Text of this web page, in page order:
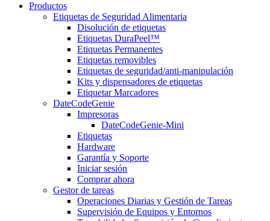
Productos
Etiquetas de Seguridad Alimentaria
Disolución de etiquetas
Etiquetas DuraPeel™
Etiquetas Permanentes
Etiquetas removibles
Etiquetas de seguridad/anti-manipulación
Kits y dispensadores de etiquetas
Etiquetar Marcadores
DateCodeGenie
Impresoras
DateCodeGenie-Mini
Etiquetas
Hardware
Garantía y Soporte
Iniciar sesión
Comprar ahora
Gestor de tareas
Operaciones Diarias y Gestión de Tareas
Supervisión de Equipos y Entornos